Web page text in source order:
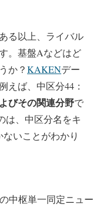
る以上、ライバル
。基盤Aなどはど
か？KAKENデー
えば、中区分44：
びその関連分野で
は、中区分名をキ
いことがわかり
中枢単一同定ニュ